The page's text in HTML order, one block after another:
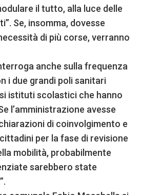
il tutto, alla luce delle
Se, insomma, dovesse
di più corse, verranno
anche sulla frequenza
i due grandi poli sanitari
istituti scolastici che hanno
l’amministrazione avesse
di coinvolgimento e
per la fase di revisione
mobilità, probabilmente
sarebbero state